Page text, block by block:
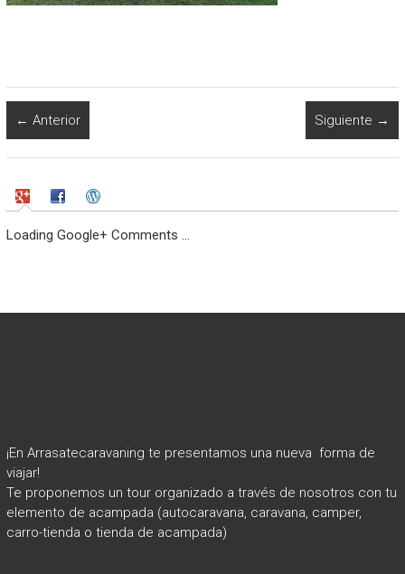
← Anterior Siguiente →
Loading Google+ Comments ...
¡En Arrasatecaravaning te presentamos una nueva forma de
viajar!
Te proponemos un tour organizado a través de nosotros con tu
elemento de acampada (autocaravana, caravana, camper,
carro-tienda o tienda de acampada)